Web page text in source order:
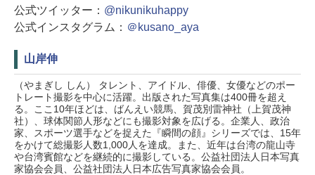
公式ツイッター： @nikunikuhappy
公式インスタグラム： ＠kusano_aya
山岸伸
（やまぎし しん） タレント、アイドル、俳優、女優などのポー
トレート撮影を中心に活躍。出版された写真集は400冊を超え
る。ここ10年ほどは、ばんえい競馬、賀茂別雷神社（上賀茂神
社）、球体関節人形などにも撮影対象を広げる。企業人、政治
家、スポーツ選手などを捉えた『瞬間の顔』シリーズでは、15年
をかけて総撮影人数1,000人を達成。また、近年は台湾の龍山寺
や台湾賓館などを継続的に撮影している。公益社団法人日本写真
家協会会員、公益社団法人日本広告写真家協会会員。